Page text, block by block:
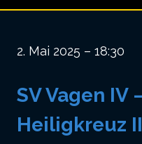
2. Mai 2025 – 18:30
SV Vagen IV
Heiligkreuz II